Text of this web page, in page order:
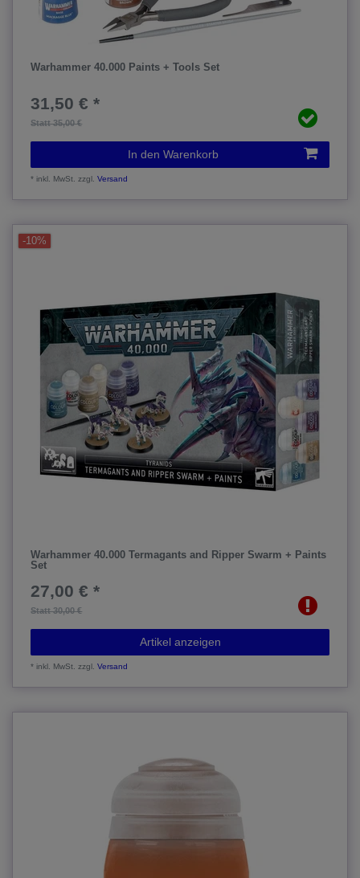
Warhammer 40.000 Paints + Tools Set
Statt 35,00 €
31,50 € *
In den Warenkorb
*inkl. MwSt. zzgl.Versand
-10%
Warhammer 40.000 Termagants and Ripper Swarm + Paints
Set
Statt 30,00 €
27,00 € *
Artikel anzeigen
*inkl. MwSt. zzgl.Versand